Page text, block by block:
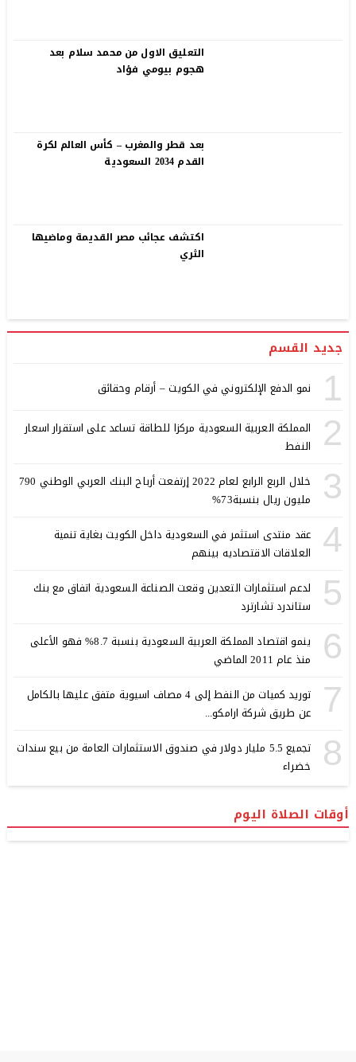
التعليق الاول من محمد سلام بعد
هجوم بيومي فؤاد
بعد قطر والمغرب – كأس العالم لكرة
القدم 2034 السعودية
اكتشف عجائب مصر القديمة وماضيها
الثري
جديد القسم
1 نمو الدفع الإلكتروني في الكويت – أرقام وحقائق
2
المملكة العربية السعودية مركزا للطاقة تساعد على استقرار اسعار
النفط
3
خلال الربع الرابع لعام 2022 إرتفعت أرباح البنك العربي الوطني 790
مليون ريال بنسبة73%
4
عقد منتدى استثمر في السعودية داخل الكويت بغاية تنمية
العلاقات الاقتصاديه بينهم
5
لدعم استثمارات التعدين وقعت الصناعة السعودية اتفاق مع بنك
ستاندرد تشارترد
6
ينمو اقتصاد المملكة العربية السعودية بنسبة 8.7% فهو الأعلى
منذ عام 2011 الماضي
7
توريد كميات من النفط إلى 4 مصاف اسيوية متفق عليها بالكامل
عن طريق شركة ارامكو...
8
تجميع 5.5 مليار دولار في صندوق الاستثمارات العامة من بيع سندات
خضراء
أوقات الصلاة اليوم